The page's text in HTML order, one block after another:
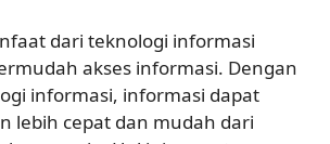
dari teknologi informasi
akses informasi. Dengan
informasi, informasi dapat
lebih cepat dan mudah dari